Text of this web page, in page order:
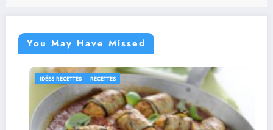
You May Have Missed
RECETTES